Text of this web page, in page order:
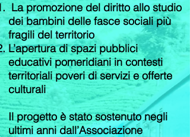
La promozione del diritto allo studio
dei bambini delle fasce sociali più
fragili del territorio
L’apertura di spazi pubblici
educativi pomeridiani in contesti
territoriali poveri di servizi e offerte
culturali
Il progetto è stato sostenuto negli
ultimi anni dall’Associazione